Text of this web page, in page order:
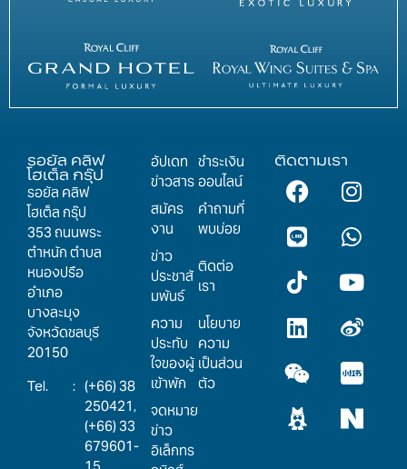
รอยัล คลิฟ
โฮเต็ล กรุ๊ป
รอยัล คลิฟ
โฮเต็ล กรุ๊ป
353 ถนนพระ
ตำหนัก ตำบล
หนองปรือ
อำเภอ
บางละมุง
จังหวัดชลบุรี
20150
: (+66) 38
250421,
(+66) 33
679601-
อัปเดท
ข่าวสาร
ชำระเงิน
ออนไลน์
สมัคร
งาน
คำถามที่
พบบ่อย
ข่าว
ประชาสั
มพันธ์
ติดต่อ
เรา
ความ
ประทับ
ใจของผู้
เข้าพัก
นโยบาย
ความ
เป็นส่วน
ตัว
จดหมาย
ข่าว
อิเล็กทร
ติดตามเรา